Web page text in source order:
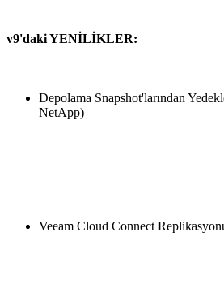
v9'daki YENİLİKLER:
Depolama Snapshot'larından
NetApp)
Veeam Cloud Connect